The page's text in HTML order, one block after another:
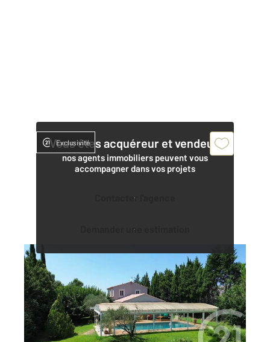
Vous êtes acquéreur et vendeur,
nos agents immobiliers peuvent vous
accompagner dans vos projets
Contacter l'agence
Demander une estimation
Exclusivité
CAVAILLON 84
166,90 m
Ref : 3871
Maison à vendre
639 000 €